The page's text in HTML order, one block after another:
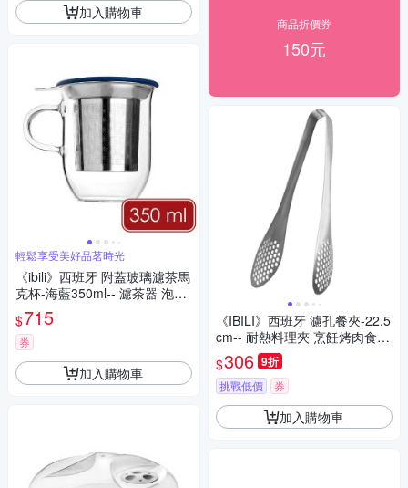
加入購物車
輕鬆享受美好品茗時光
《ibili》西班牙 附蓋玻璃濾茶馬
克杯-海藍350ml-- 濾茶器 泡茶
杯 茶水分離杯
$715
券
加入購物車
商品折價券
150元
《IBILI》西班牙 濾孔餐夾-22.5
cm-- 耐熱料理夾 烹飪烤肉食物
夾
$306 9折
挑戰低價 券
加入購物車